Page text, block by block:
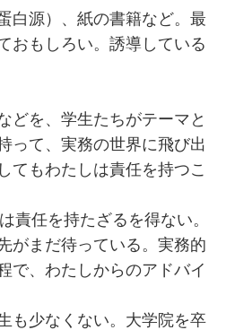
白源）、紙の書籍など。最
おもしろい。誘導している
どを、学生たちがテーマと
って、実務の世界に飛び出
てもわたしは責任を持つこ
任を持たざるを得ない。
がまだ待っている。実務的
で、わたしからのアドバイ
も少なくない。大学院を卒